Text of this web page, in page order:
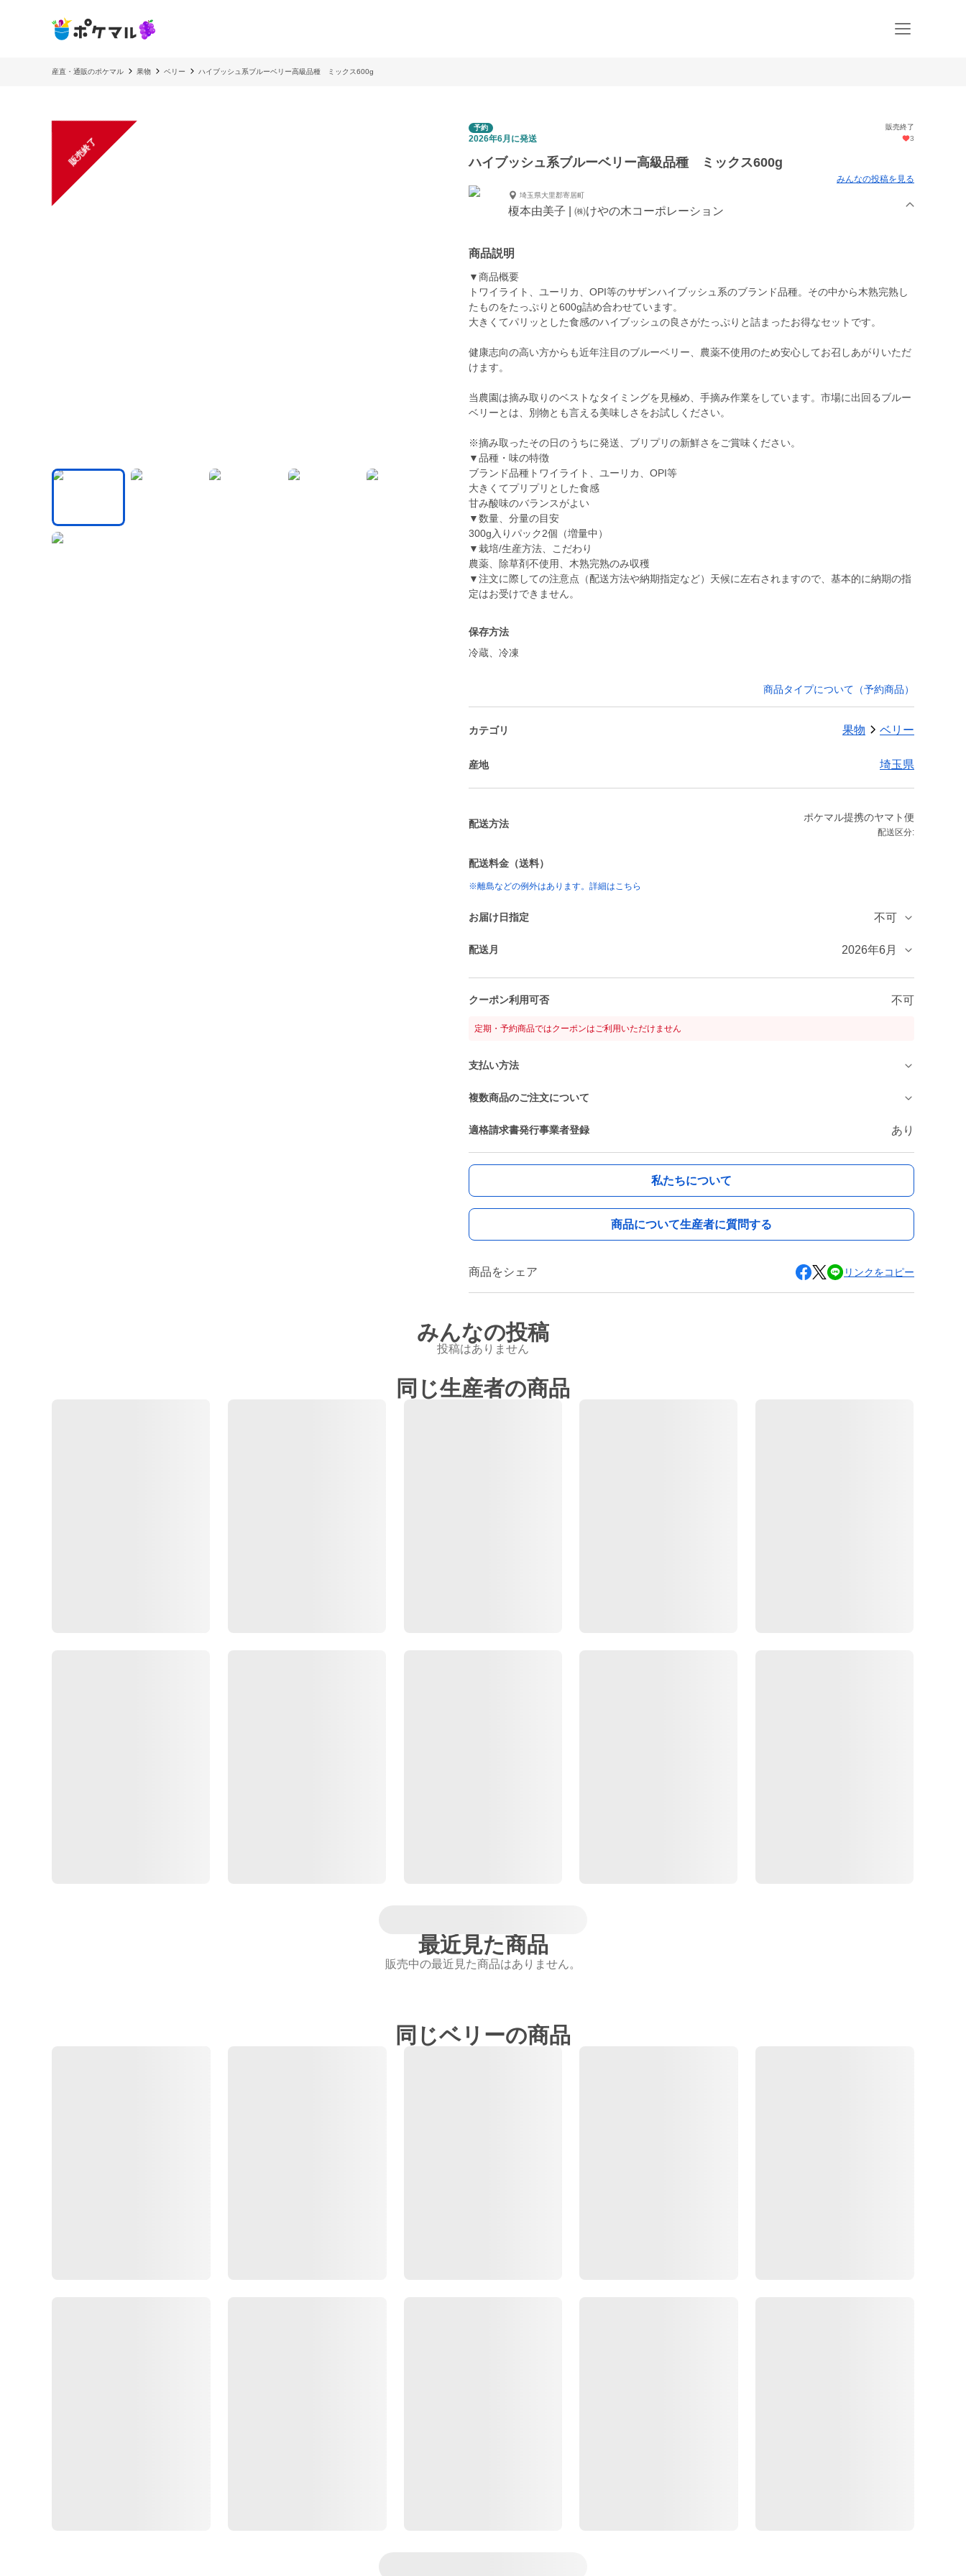
産直・通販のポケマル 果物 ベリー ハイブッシュ系ブルーベリー高級品種 ミックス600g
販売終了
予約 販売終了
2026年6月に発送 3
ハイブッシュ系ブルーベリー高級品種 ミックス600g
みんなの投稿を見る
埼玉県大里郡寄居町
榎本由美子 | ㈱けやの木コーポレーション
商品説明
▼商品概要
トワイライト、ユーリカ、OPI等のサザンハイブッシュ系のブランド品種。その中から木熟完熟し
たものをたっぷりと600g詰め合わせています。
大きくてパリッとした食感のハイブッシュの良さがたっぷりと詰まったお得なセットです。
健康志向の高い方からも近年注目のブルーベリー、農薬不使用のため安心してお召しあがりいただ
けます。
当農園は摘み取りのベストなタイミングを見極め、手摘み作業をしています。市場に出回るブルー
ベリーとは、別物とも言える美味しさをお試しください。
※摘み取ったその日のうちに発送、ブリプリの新鮮さをご賞味ください。
▼品種・味の特徴
ブランド品種トワイライト、ユーリカ、OPI等
大きくてプリプリとした食感
甘み酸味のバランスがよい
▼数量、分量の目安
300g入りパック2個（増量中）
▼栽培/生産方法、こだわり
農薬、除草剤不使用、木熟完熟のみ収穫
▼注文に際しての注意点（配送方法や納期指定など）天候に左右されますので、基本的に納期の指
定はお受けできません。
保存方法
冷蔵、冷凍
商品タイプについて（予約商品）
カテゴリ 果物 ベリー
産地 埼玉県
配送方法
ポケマル提携のヤマト便
配送区分:
配送料金（送料）
※離島などの例外はあります。詳細はこちら
お届け日指定 不可
配送月 2026年6月
クーポン利用可否 不可
定期・予約商品ではクーポンはご利用いただけません
支払い方法
複数商品のご注文について
適格請求書発行事業者登録 あり
私たちについて
商品について生産者に質問する
商品をシェア リンクをコピー
みんなの投稿
投稿はありません
同じ生産者の商品
最近見た商品
販売中の最近見た商品はありません。
同じベリーの商品